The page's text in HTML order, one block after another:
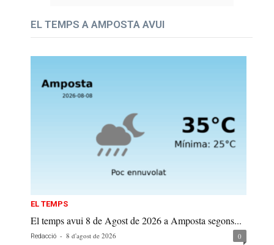
EL TEMPS A AMPOSTA AVUI
EL TEMPS
El temps avui 8 de Agost de 2026 a Amposta segons...
Redacció - 8 d'agost de 2026 0